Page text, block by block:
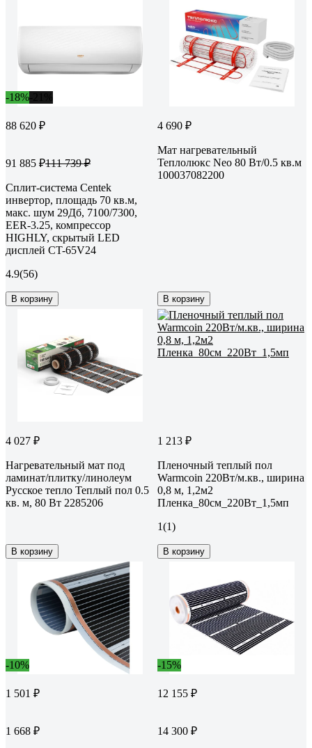
-18%
88 620 ₽
91 885 ₽111 739 ₽
Сплит-система Centek
инвертор, площадь 70 кв.м,
макс. шум 29Дб, 7100/7300,
EER-3.25, компрессор
HIGHLY, скрытый LED
дисплей CT-65V24
4.9(56)
В корзину
4 690 ₽
Мат нагревательный
Теплолюкс Neo 80 Вт/0.5 кв.м
100037082200
В корзину
4 027 ₽
Нагревательный мат под
ламинат/плитку/линолеум
Русское тепло Теплый пол 0.5
кв. м, 80 Вт 2285206
В корзину
1 213 ₽
Пленочный теплый пол
Warmcoin 220Вт/м.кв., ширина
0,8 м, 1,2м2
Пленка_80см_220Вт_1,5мп
1(1)
В корзину
-10%
1 501 ₽
1 668 ₽
-15%
12 155 ₽
14 300 ₽